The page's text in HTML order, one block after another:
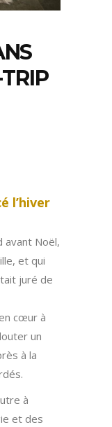
l’hiver
avant Noël,
et qui
juré de
cœur à
un
à la
à
et des